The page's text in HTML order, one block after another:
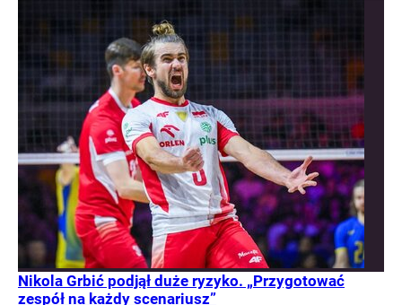
Nikola Grbić podjął duże ryzyko. „Przygotować
zespół na każdy scenariusz”